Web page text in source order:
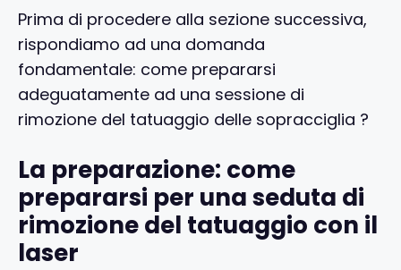
Prima di procedere alla sezione successiva,
rispondiamo ad una domanda
fondamentale: come prepararsi
adeguatamente ad una sessione di
rimozione del tatuaggio delle sopracciglia ?
La preparazione: come
prepararsi per una seduta di
rimozione del tatuaggio con il
laser